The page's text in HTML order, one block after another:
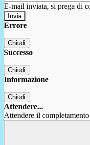
E-mail inviata, si prega di
Errore
Chiudi
Successo
Chiudi
Informazione
Chiudi
Attendere...
Attendere il